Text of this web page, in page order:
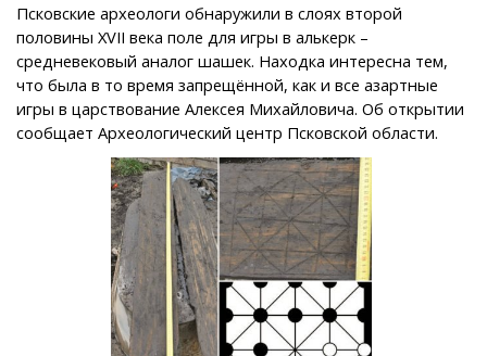
Псковские археологи обнаружили в слоях второй
половины XVII века поле для игры в алькерк –
средневековый аналог шашек. Находка интересна тем,
что была в то время запрещённой, как и все азартные
игры в царствование Алексея Михайловича. Об открытии
сообщает Археологический центр Псковской области.